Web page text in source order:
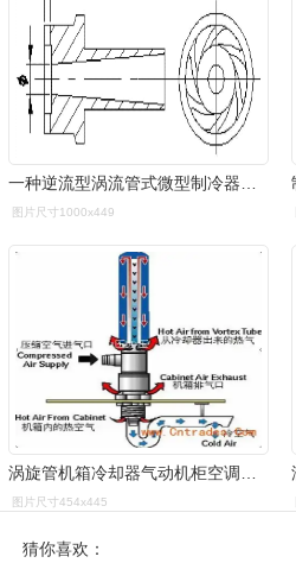
一种逆流型涡流管式微型制冷器的制作方法
图片尺寸1000x449
涡旋管机箱冷却器气动机柜空调涡流管压缩空气制冷器
图片尺寸454x445
猜你喜欢：